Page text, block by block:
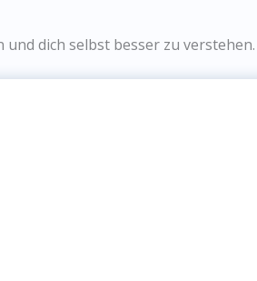
dich selbst besser zu verstehen.